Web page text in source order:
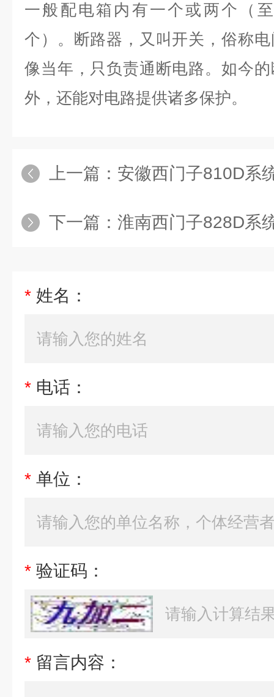
一般配电箱内有一个或两个（
个）。断路器，又叫开关，俗称
像当年，只负责通断电路。如今
外，还能对电路提供诸多保护。
上一篇： 安徽西门子810D系统切割机主轴
下一篇： 淮南西门子828D系统主轴电机
* 姓名：
* 电话：
* 单位：
* 验证码：
* 留言内容：